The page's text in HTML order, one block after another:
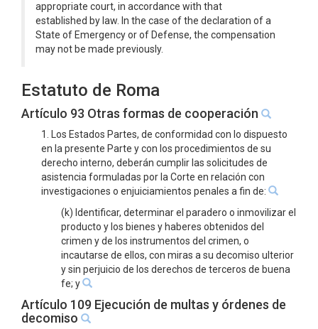
appropriate court, in accordance with that
established by law. In the case of the declaration of a
State of Emergency or of Defense, the compensation
may not be made previously.
Estatuto de Roma
Artículo 93 Otras formas de cooperación
1. Los Estados Partes, de conformidad con lo dispuesto
en la presente Parte y con los procedimientos de su
derecho interno, deberán cumplir las solicitudes de
asistencia formuladas por la Corte en relación con
investigaciones o enjuiciamientos penales a fin de:
(k) Identificar, determinar el paradero o inmovilizar el
producto y los bienes y haberes obtenidos del
crimen y de los instrumentos del crimen, o
incautarse de ellos, con miras a su decomiso ulterior
y sin perjuicio de los derechos de terceros de buena
fe; y
Artículo 109 Ejecución de multas y órdenes de
decomiso